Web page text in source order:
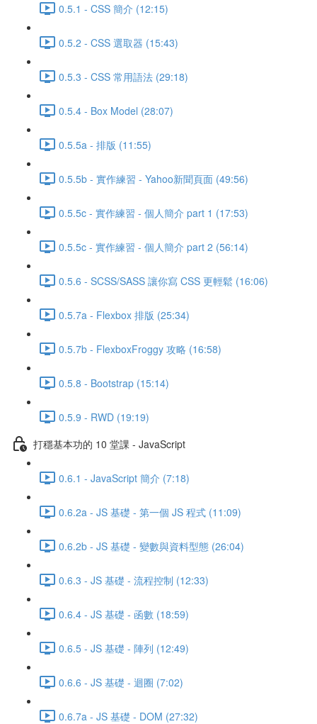
0.5.1 - CSS 簡介 (12:15)
0.5.2 - CSS 選取器 (15:43)
0.5.3 - CSS 常用語法 (29:18)
0.5.4 - Box Model (28:07)
0.5.5a - 排版 (11:55)
0.5.5b - 實作練習 - Yahoo新聞頁面 (49:56)
0.5.5c - 實作練習 - 個人簡介 part 1 (17:53)
0.5.5c - 實作練習 - 個人簡介 part 2 (56:14)
0.5.6 - SCSS/SASS 讓你寫 CSS 更輕鬆 (16:06)
0.5.7a - Flexbox 排版 (25:34)
0.5.7b - FlexboxFroggy 攻略 (16:58)
0.5.8 - Bootstrap (15:14)
0.5.9 - RWD (19:19)
打穩基本功的 10 堂課 - JavaScript
0.6.1 - JavaScript 簡介 (7:18)
0.6.2a - JS 基礎 - 第一個 JS 程式 (11:09)
0.6.2b - JS 基礎 - 變數與資料型態 (26:04)
0.6.3 - JS 基礎 - 流程控制 (12:33)
0.6.4 - JS 基礎 - 函數 (18:59)
0.6.5 - JS 基礎 - 陣列 (12:49)
0.6.6 - JS 基礎 - 迴圈 (7:02)
0.6.7a - JS 基礎 - DOM (27:32)